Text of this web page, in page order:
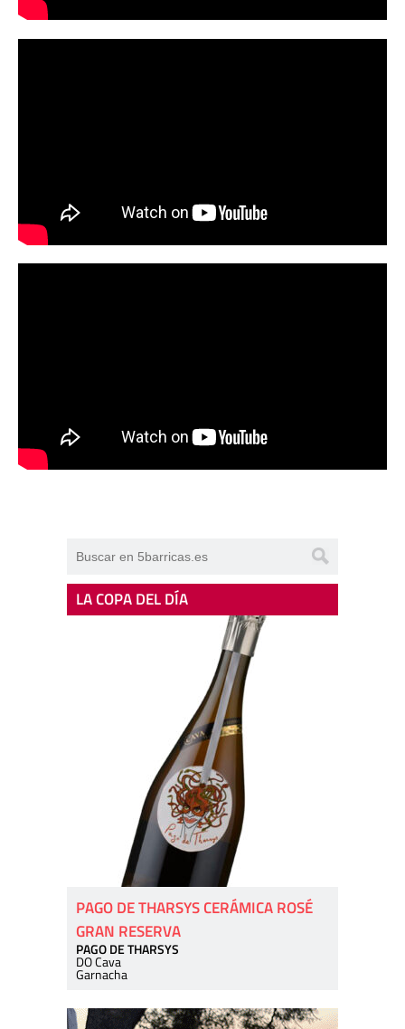
LA COPA DEL DÍA
PAGO DE THARSYS CERÁMICA ROSÉ
GRAN RESERVA
PAGO DE THARSYS
DO Cava
Garnacha